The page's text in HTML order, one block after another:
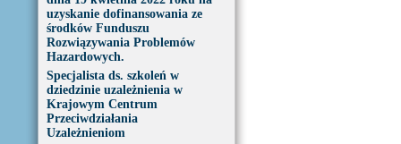
uzyskanie dofinansowania ze
środków Funduszu
Rozwiązywania Problemów
Hazardowych.
Specjalista ds. szkoleń w
dziedzinie uzależnienia w
Krajowym Centrum
Przeciwdziałania
Uzależnieniom